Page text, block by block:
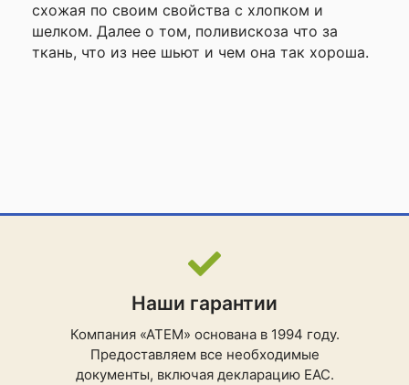
схожая по своим свойства с хлопком и
шелком. Далее о том, поливискоза что за
ткань, что из нее шьют и чем она так хороша.
Наши гарантии
Компания «АТЕМ» основана в 1994 году.
Предоставляем все необходимые
документы, включая декларацию ЕАС.